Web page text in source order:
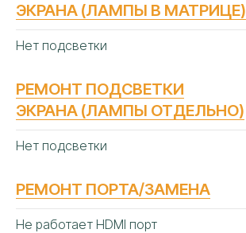
ЭКРАНА (ЛАМПЫ В МАТРИЦЕ)
Нет подсветки
РЕМОНТ ПОДСВЕТКИ
ЭКРАНА (ЛАМПЫ ОТДЕЛЬНО)
Нет подсветки
РЕМОНТ ПОРТА/ЗАМЕНА
Не работает HDMI порт
ЧАСТЫЕВОПРОСЫ